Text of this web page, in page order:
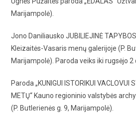
Marijampolė).
Jono Daniliausko JUBILIEJINĖ
Kleizaitės-Vasaris menų galerijoje (P.
Marijampolė). Paroda veiks iki rugsėjo 2
Paroda „KUNIGUI ISTORIKUI VACLOVUI
METŲ“ Kauno regioninio valstybės
(P. Butlerienės g. 9, Marijampolė).